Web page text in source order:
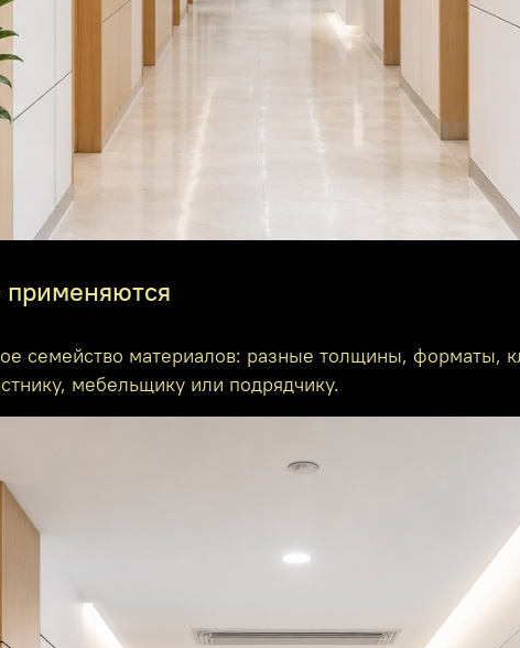
применяются
семейство материалов: разные толщины, форматы,
мебельщику или подрядчику.